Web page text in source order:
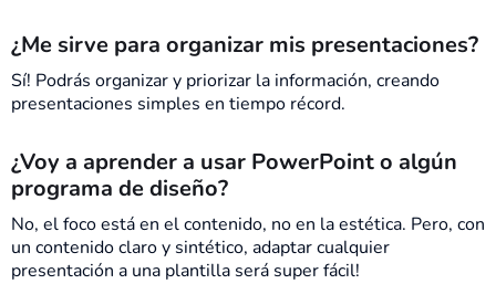
¿Me sirve para organizar mis presentaciones?
Sí! Podrás organizar y priorizar la información, creando
presentaciones simples en tiempo récord.
¿Voy a aprender a usar PowerPoint o algún
programa de diseño?
No, el foco está en el contenido, no en la estética. Pero, con
un contenido claro y sintético, adaptar cualquier
presentación a una plantilla será super fácil!